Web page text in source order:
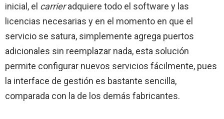
inicial, el carrieradquiere todo el software y las
licencias necesarias y en el momento en que el
servicio se satura, simplemente agrega puertos
adicionales sin reemplazar nada, esta solución
permite configurar nuevos servicios fácilmente, pues
la interface de gestión es bastante sencilla,
comparada con la de los demás fabricantes.